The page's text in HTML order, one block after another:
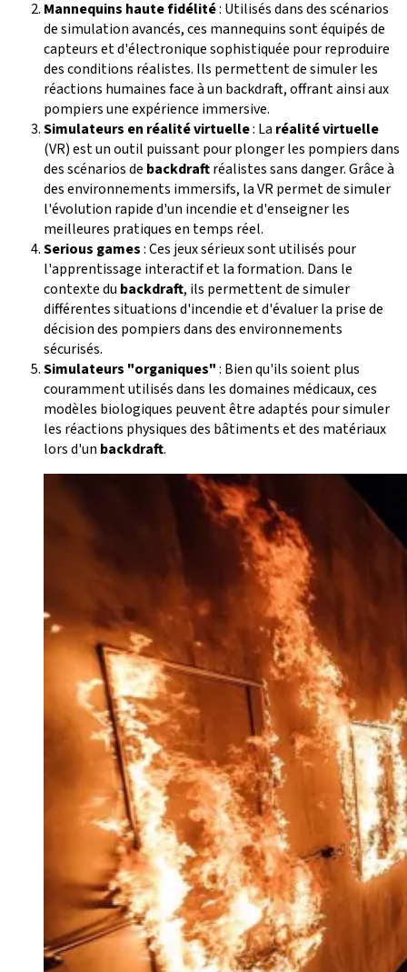
Mannequins haute fidélité: Utilisés dans des scénarios
de simulation avancés, ces mannequins sont équipés de
capteurs et d'électronique sophistiquée pour reproduire
des conditions réalistes. Ils permettent de simuler les
réactions humaines face à un backdraft, offrant ainsi aux
pompiers une expérience immersive.
Simulateurs en réalité virtuelle: La réalité virtuelle
(VR) est un outil puissant pour plonger les pompiers dans
des scénarios de backdraftréalistes sans danger. Grâce à
des environnements immersifs, la VR permet de simuler
l'évolution rapide d'un incendie et d'enseigner les
meilleures pratiques en temps réel.
Serious games: Ces jeux sérieux sont utilisés pour
l'apprentissage interactif et la formation. Dans le
contexte du backdraft, ils permettent de simuler
différentes situations d'incendie et d'évaluer la prise de
décision des pompiers dans des environnements
sécurisés.
Simulateurs "organiques": Bien qu'ils soient plus
couramment utilisés dans les domaines médicaux, ces
modèles biologiques peuvent être adaptés pour simuler
les réactions physiques des bâtiments et des matériaux
lors d'un backdraft.